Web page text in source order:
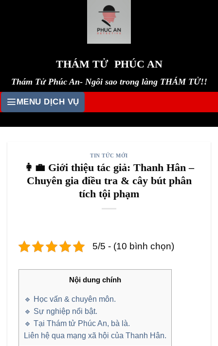
THÁM TỬ PHÚC AN
Thám Tử Phúc An- Ngôi sao trong làng THÁM TỬ!!
MENU DỊCH VỤ
TIN TỨC MỚI
👩‍💼 Giới thiệu tác giả: Thanh Hân –
Chuyên gia điều tra & cây bút phân
tích tội phạm
5/5 - (10 bình chọn)
Nội dung chính
🔹 Học vấn & chuyên môn.
🔹 Sự nghiệp nổi bật.
🔹 Tại Thám tử Phúc An, bà là.
Liên hệ qua mạng xã hội của Thanh Hân.